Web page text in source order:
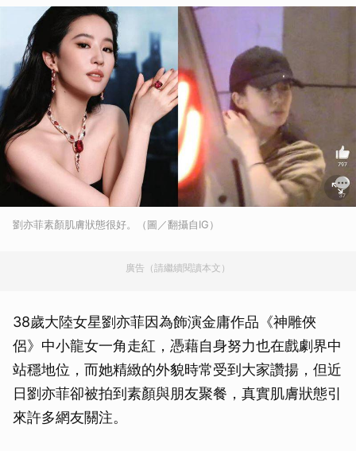
劉亦菲素顏肌膚狀態很好。（圖／翻攝自IG）
廣告（請繼續閱讀本文）
38歲大陸女星劉亦菲因為飾演金庸作品《神雕俠
侶》中小龍女一角走紅，憑藉自身努力也在戲劇界中
站穩地位，而她精緻的外貌時常受到大家讚揚，但近
日劉亦菲卻被拍到素顏與朋友聚餐，真實肌膚狀態引
來許多網友關注。